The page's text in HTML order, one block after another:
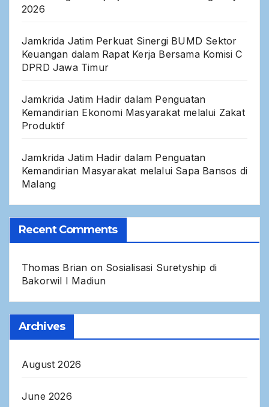
2026
Jamkrida Jatim Perkuat Sinergi BUMD Sektor
Keuangan dalam Rapat Kerja Bersama Komisi C
DPRD Jawa Timur
Jamkrida Jatim Hadir dalam Penguatan
Kemandirian Ekonomi Masyarakat melalui Zakat
Produktif
Jamkrida Jatim Hadir dalam Penguatan
Kemandirian Masyarakat melalui Sapa Bansos di
Malang
Recent Comments
Thomas Brian on Sosialisasi Suretyship di
Bakorwil I Madiun
Archives
August 2026
June 2026